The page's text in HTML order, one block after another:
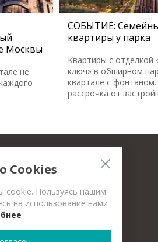
Москвы
не
—
СОБЫТИЕ:
квартиры у парка
Квартиры с отделкой
ключ» в обширном
квартале с фонтаном.
рассрочка от
Cookies
cookie. Пользуясь нашим
на использование нами